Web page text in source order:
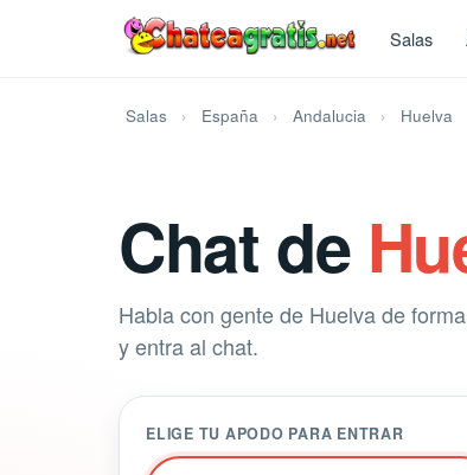
Salas
Salas España Andalucia Huelva
Chat de
Habla con gente de Huelva de
y entra al chat.
ELIGE TU APODO PARA ENTRAR